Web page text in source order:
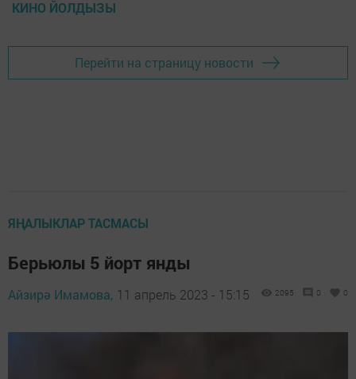
КИНО ЙОЛДЫЗЫ
Перейти на страницу новости
ЯҢАЛЫКЛАР ТАСМАСЫ
Берьюлы 5 йорт янды
Айзирә Имамова, 11 апрель 2023 - 15:15 2095 0 0